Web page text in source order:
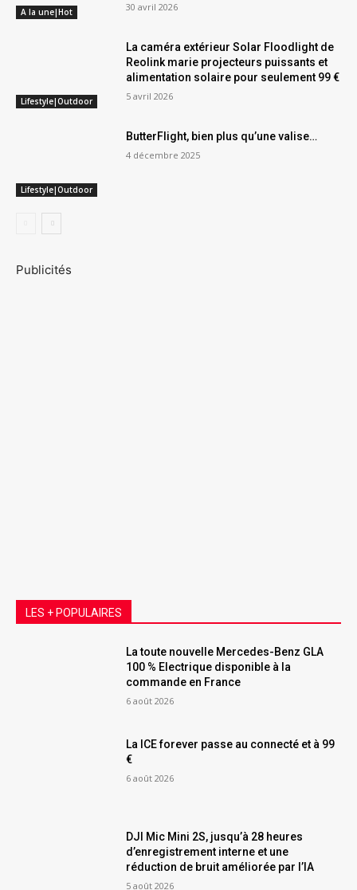
A la une|Hot 30 avril 2026
Lifestyle|Outdoor
La caméra extérieur Solar Floodlight de
Reolink marie projecteurs puissants et
alimentation solaire pour seulement 99 €
5 avril 2026
Lifestyle|Outdoor
ButterFlight, bien plus qu’une valise…
4 décembre 2025
Publicités
LES + POPULAIRES
La toute nouvelle Mercedes-Benz GLA
100 % Electrique disponible à la
commande en France
6 août 2026
La ICE forever passe au connecté et à 99
€
6 août 2026
DJI Mic Mini 2S, jusqu’à 28 heures
d’enregistrement interne et une
réduction de bruit améliorée par l’IA
5 août 2026